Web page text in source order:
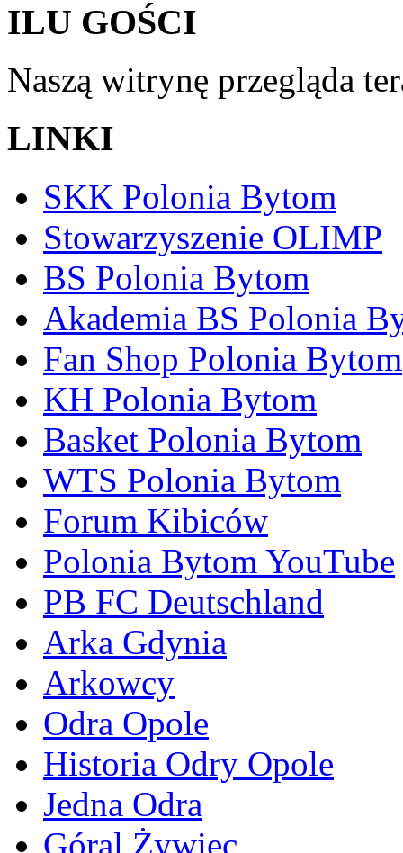
ILU GOŚCI
Naszą witrynę przegląda
LINKI
SKK Polonia Bytom
Stowarzyszenie OLIMP
BS Polonia Bytom
Akademia BS Polonia
Fan Shop Polonia Bytom
KH Polonia Bytom
Basket Polonia Bytom
WTS Polonia Bytom
Forum Kibiców
Polonia Bytom YouTube
PB FC Deutschland
Arka Gdynia
Arkowcy
Odra Opole
Historia Odry Opole
Jedna Odra
Góral Żywiec